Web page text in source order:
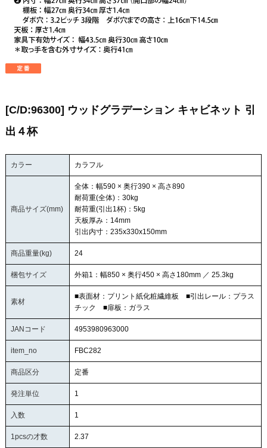
[C/D:96300] ウッドグラデーション キャビネット 引
出４杯
カラー カラフル
商品サイズ(mm)
全体：幅590 × 奥行390 × 高さ890
耐荷重(全体)：30kg
耐荷重(引出1杯)：5kg
天板厚み：14mm
引出内寸：235x330x150mm
商品重量(kg) 24
梱包サイズ 外箱1：幅850 × 奥行450 × 高さ180mm ／ 25.3kg
素材
■表面材：プリント紙化粧繊維板 ■引出レール：プラス
チック ■扉板：ガラス
JANコード 4953980963000
item_no FBC282
商品区分 定番
発注単位 1
入数 1
1pcsの才数 2.37